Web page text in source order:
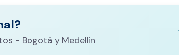
CALCULADORA DE GASTOS NOTARIALES
- Bogotá y Medellín